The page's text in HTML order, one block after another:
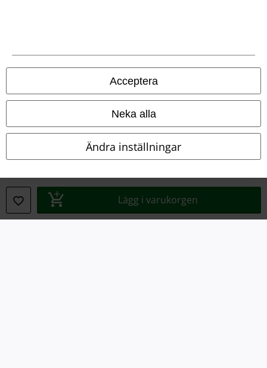
Acceptera
Neka alla
Ändra inställningar
Lägg i varukorgen
Villkor
Om oss
Avfallshantering och miljöskydd
Försäkran om överensstämmelse
Information om tillgänglighet